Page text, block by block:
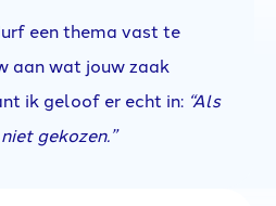
een thema vast te
aan wat jouw zaak
ik geloof er echt in: “Als
gekozen.”